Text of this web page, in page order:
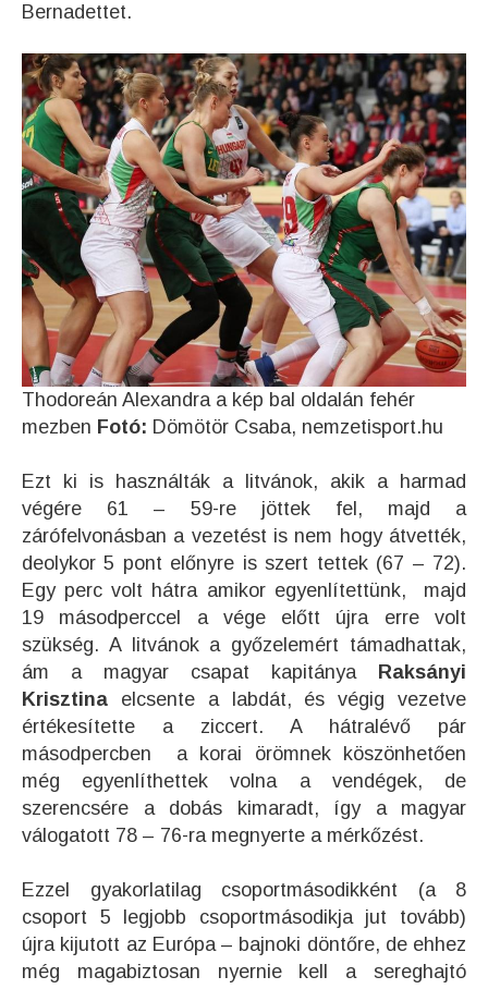
Bernadettet.
Thodoreán Alexandra a kép bal oldalán fehér
mezben Fotó: Dömötör Csaba, nemzetisport.hu
Ezt ki is használták a litvánok, akik a harmad
végére 61 – 59-re jöttek fel, majd a
zárófelvonásban a vezetést is nem hogy átvették,
deolykor 5 pont előnyre is szert tettek (67 – 72).
Egy perc volt hátra amikor egyenlítettünk, majd
19 másodperccel a vége előtt újra erre volt
szükség. A litvánok a győzelemért támadhattak,
ám a magyar csapat kapitánya
Raksányi
Krisztina elcsente a labdát, és végig vezetve
értékesítette a ziccert. A hátralévő pár
másodpercben a korai örömnek köszönhetően
még egyenlíthettek volna a vendégek, de
szerencsére a dobás kimaradt, így a magyar
válogatott 78 – 76-ra megnyerte a mérkőzést.
Ezzel gyakorlatilag csoportmásodikként (a 8
csoport 5 legjobb csoportmásodikja jut tovább)
újra kijutott az Európa – bajnoki döntőre, de ehhez
még magabiztosan nyernie kell a sereghajtó